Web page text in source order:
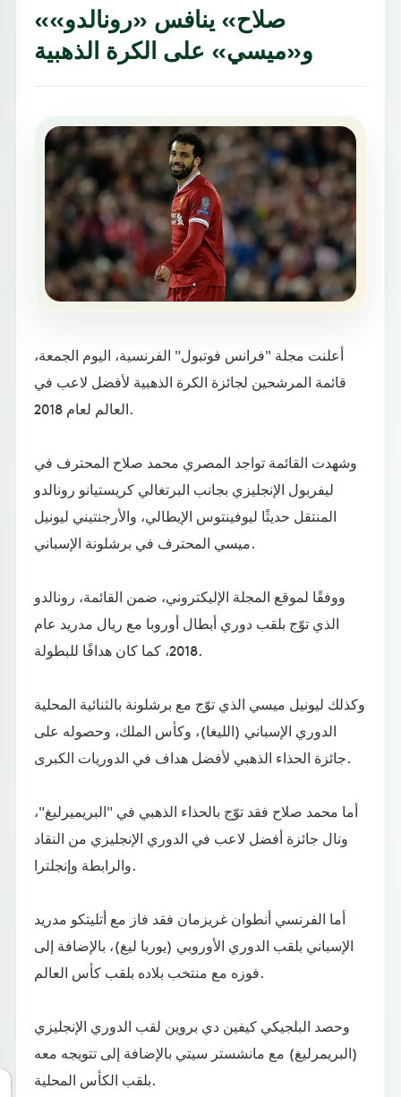
«صلاح» ينافس «رونالدو»
و«ميسي» على الكرة الذهبية
أعلنت مجلة "فرانس فوتبول" الفرنسية، اليوم الجمعة،
قائمة المرشحين لجائزة الكرة الذهبية لأفضل لاعب في
العالم لعام 2018.
وشهدت القائمة تواجد المصري محمد صلاح المحترف في
ليفربول الإنجليزي بجانب البرتغالي كريستيانو رونالدو
المنتقل حديثًا ليوفينتوس الإيطالي، والأرجنتيني ليونيل
ميسي المحترف في برشلونة الإسباني.
ووفقًا لموقع المجلة الإليكتروني، ضمن القائمة، رونالدو
الذي توّج بلقب دوري أبطال أوروبا مع ريال مدريد عام
2018، كما كان هدافًا للبطولة.
وكذلك ليونيل ميسي الذي توّج مع برشلونة بالثنائية المحلية
الدوري الإسباني (الليغا)، وكأس الملك، وحصوله على
جائزة الحذاء الذهبي لأفضل هداف في الدوريات الكبرى.
أما محمد صلاح فقد توّج بالحذاء الذهبي في "البريميرليغ"،
ونال جائزة أفضل لاعب في الدوري الإنجليزي من النقاد
والرابطة وإنجلترا.
أما الفرنسي أنطوان غريزمان فقد فاز مع أتليتكو مدريد
الإسباني بلقب الدوري الأوروبي (يوربا ليغ)، بالإضافة إلى
فوزه مع منتخب بلاده بلقب كأس العالم.
وحصد البلجيكي كيفين دي بروين لقب الدوري الإنجليزي
(البريمرليغ) مع مانشستر سيتي بالإضافة إلى تتويجه معه
بلقب الكأس المحلية.